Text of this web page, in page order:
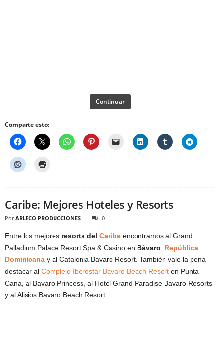
Continuar
Comparte esto:
Caribe: Mejores Hoteles y Resorts
Por ARLECO PRODUCCIONES 0
Entre los mejores resorts del Caribe encontramos al Grand
Palladium Palace Resort Spa & Casino en Bávaro, República
Dominicana y al Catalonia Bavaro Resort. También vale la pena
destacar al Complejo Iberostar Bavaro Beach Resort en Punta
Cana, al Bavaro Princess, al Hotel Grand Paradise Bavaro Resorts
y al Alisios Bavaro Beach Resort.